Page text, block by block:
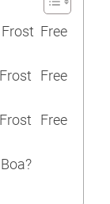
Free
Free
Free